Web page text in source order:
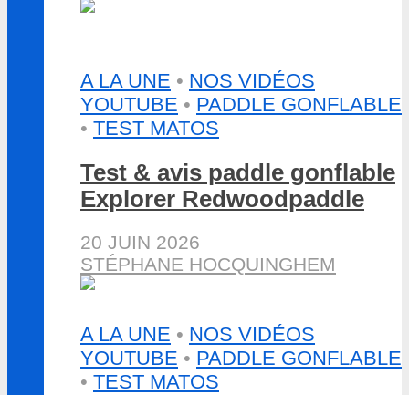
A LA UNE • NOS VIDÉOS
YOUTUBE • PADDLE GONFLABLE
• TEST MATOS
Test & avis paddle gonflable
Explorer Redwoodpaddle
20 JUIN 2026
STÉPHANE HOCQUINGHEM
A LA UNE • NOS VIDÉOS
YOUTUBE • PADDLE GONFLABLE
• TEST MATOS